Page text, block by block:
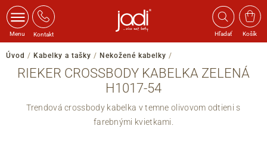
Menu Kontakt Hľadať Košík
Úvod / Kabelky a tašky / Nekožené kabelky /
RIEKER CROSSBODY KABELKA ZELENÁ
H1017-54
Trendová crossbody kabelka v temne olivovom odtieni s
farebnými kvietkami.